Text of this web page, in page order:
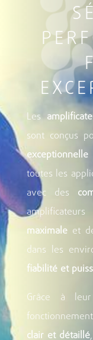
Les
sont conçus
exceptionnelle
toutes les
avec des
maximaleet
dans les
fiabilité et
Grâce à
clair et détaillé